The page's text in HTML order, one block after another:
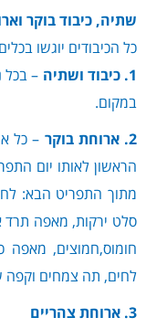
שתיה, כיבוד בוקר
כל הכיבודים יוגשו
1. כיבוד ושתיה
– בכל
במקום.
2. ארוחת בוקר
– כל
הראשון לאותו יום
מתוך התפריט הבא:
סלט ירקות, מאפה תרד
חומוס,חמוצים, מאפה
לחים, תה צמחים וקפה
3. ארוחת צהריים